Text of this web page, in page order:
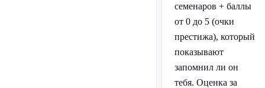
семенаров + баллы
от 0 до 5 (очки
престижа), который
показывают
запомнил ли он
тебя. Оценка за